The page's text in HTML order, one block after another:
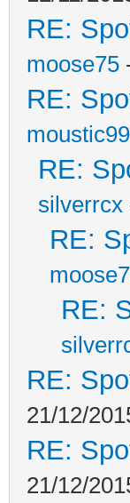
RE:
moose75
RE:
RE:
silverrcx
RE:
RE:
RE:
21/12/
RE:
21/12/